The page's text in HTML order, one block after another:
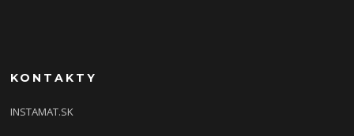
KONTAKTY
INSTAMAT.SK